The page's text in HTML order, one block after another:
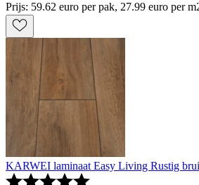
Prijs: 59.62 euro per pak, 27.99 euro per
KARWEI laminaat Easy Living Rustig